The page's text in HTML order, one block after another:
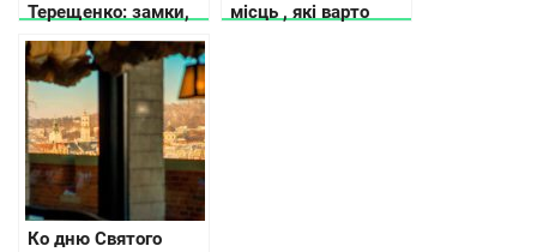
Терещенко: замки,
усадьбы и родовые
поместья
місць , які варто
Ко дню Святого